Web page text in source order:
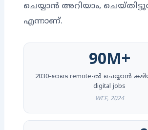
ചെയ്യാൻ അറിയാം,
എന്നാണ്.
90M+
2030-ഓടെ remote-ൽ ചെയ്യാൻ
digital jobs
WEF, 2024